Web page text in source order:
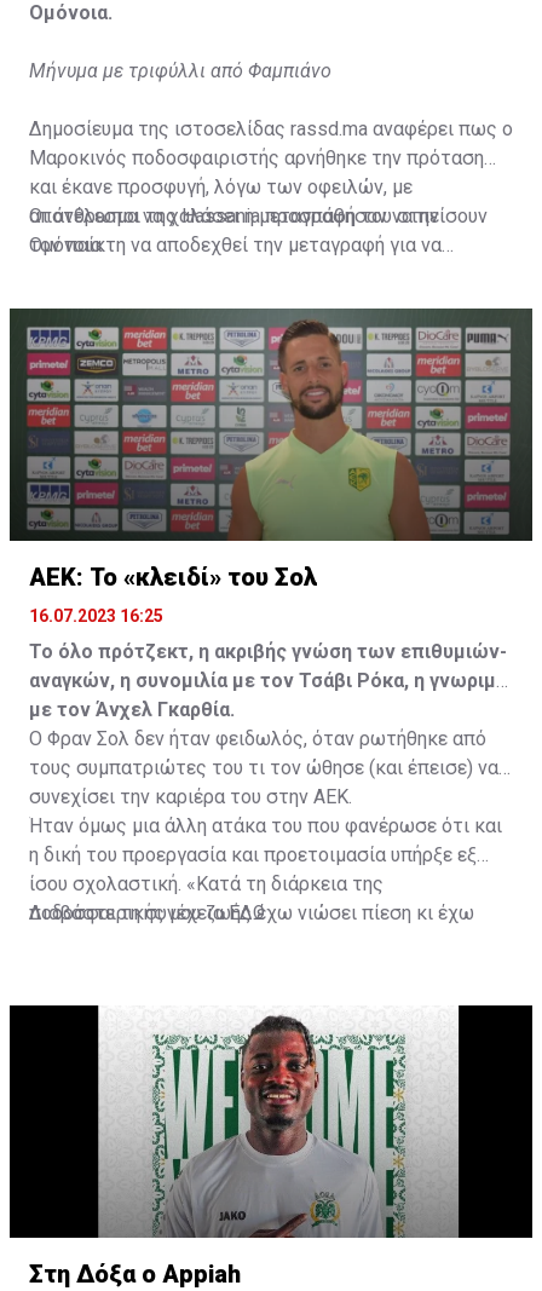
Ομόνοια.
Μήνυμα με τριφύλλι από Φαμπιάνο
Δημοσίευμα της ιστοσελίδας rassd.ma αναφέρει πως ο
Μαροκινός ποδοσφαιριστής αρνήθηκε την πρόταση
και έκανε προσφυγή, λόγω των οφειλών, με
αποτέλεσμα να χαλάσει η μεταγραφή του στην
Ομόνοια.
Οι άνθρωποι της Hassania προσπάθησαν να πείσουν
τον παίκτη να αποδεχθεί την μεταγραφή για να
μετακίνησή του, αλλά ο παίκτης αρνήθηκε και επέμεινε
να λύσει το συμβόλαιό του, ώστε να μετακομίσει
ελεύθερα σε οποιαδήποτε νέα ομάδα το τρέχον
καλοκαίρι.
ΑΕΚ: Το «κλειδί» του Σολ
16.07.2023 16:25
Το όλο πρότζεκτ, η ακριβής γνώση των επιθυμιών-
αναγκών, η συνομιλία με τον Τσάβι Ρόκα, η γνωριμία
με τον Άνχελ Γκαρθία.
Ο Φραν Σολ δεν ήταν φειδωλός, όταν ρωτήθηκε από
τους συμπατριώτες του τι τον ώθησε (και έπεισε) να
συνεχίσει την καριέρα του στην ΑΕΚ.
Ήταν όμως μια άλλη ατάκα του που φανέρωσε ότι και
η δική του προεργασία και προετοιμασία υπήρξε εξ
ίσου σχολαστική. «Κατά τη διάρκεια της
ποδοσφαιρικής μου ζωής έχω νιώσει πίεση κι έχω
31χρονος άσος.
Διαβάστε τη συνέχειαΕΔΩ
Στη Δόξα ο Appiah